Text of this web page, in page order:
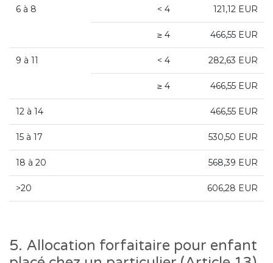
6 à 8 < 4 121,12 EUR
≥ 4 466,55 EUR
9 à 11 < 4 282,63 EUR
≥ 4 466,55 EUR
12 à 14 466,55 EUR
15 à 17 530,50 EUR
18 à 20 568,39 EUR
>20 606,28 EUR
5. Allocation forfaitaire pour enfant